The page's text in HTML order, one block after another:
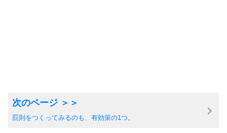
罰則をつくってみるのも、有効策の1つ。